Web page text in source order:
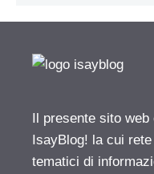
Il presente sito
IsayBlog! la cui
tematici di